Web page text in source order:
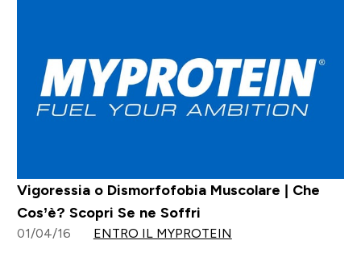
Vigoressia o Dismorfofobia Muscolare | Che
Cos’è? Scopri Se ne Soffri
01/04/16 ENTRO IL MYPROTEIN